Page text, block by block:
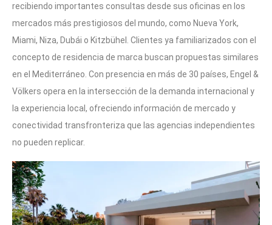
recibiendo importantes consultas desde sus oficinas en los
mercados más prestigiosos del mundo, como Nueva York,
Miami, Niza, Dubái o Kitzbühel. Clientes ya familiarizados con el
concepto de residencia de marca buscan propuestas similares
en el Mediterráneo. Con presencia en más de 30 países, Engel &
Völkers opera en la intersección de la demanda internacional y
la experiencia local, ofreciendo información de mercado y
conectividad transfronteriza que las agencias independientes
no pueden replicar.